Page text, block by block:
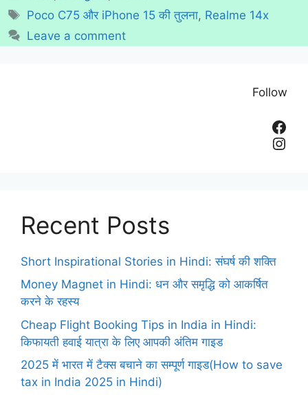
Tags
Poco C75 और iPhone 15 की तुलना, Realme 14x
Leave a comment
Follow
Recent Posts
Short Inspirational Stories in Hindi: संघर्ष की शक्ति
Money Magnet in Hindi: धन और समृद्धि को आकर्षित
करने के रहस्य
Cheap Flight Booking Tips in India in Hindi:
किफायती हवाई यात्रा के लिए आपकी अंतिम गाइड
2025 में भारत में टैक्स बचाने का सम्पूर्ण गाइड(How to save
tax in India 2025 in Hindi)